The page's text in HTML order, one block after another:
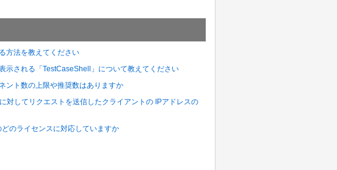
方法を教えてください
示される「TestCaseShell」について教えてください
ント数の上限や推奨数はありますか
対してリクエストを送信したクライアントの IPアドレスの
のライセンスに対応していますか